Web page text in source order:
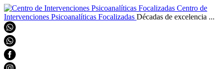
Centro de
Intervenciones Psicoanalíticas Focalizadas Décadas de excelencia ...